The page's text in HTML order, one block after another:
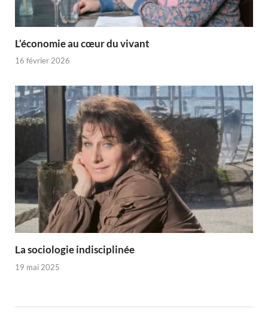
L’économie au cœur du vivant
16 février 2026
La sociologie indisciplinée
19 mai 2025